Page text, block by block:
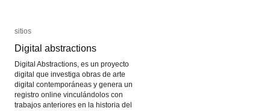
sitios
Digital abstractions
Digital Abstractions, es un proyecto
digital que investiga obras de arte
digital contemporáneas y genera un
registro online vinculándolos con
trabajos anteriores en la historia del
sitios
Digital abstractions